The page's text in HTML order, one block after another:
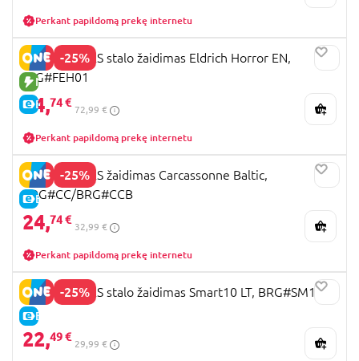
Perkant papildomą prekę internetu
-25%
NAUJA PREKĖ
E-KAINA
BRAIN GAMES stalo žaidimas Eldrich Horror EN,
FFG#FEH01
54,74 €
72,99 €
Perkant papildomą prekę internetu
-25%
E-KAINA
BRAIN GAMES žaidimas Carcassonne Baltic,
BRG#CC/BRG#CCB
24,74 €
32,99 €
Perkant papildomą prekę internetu
-25%
E-KAINA
BRAIN GAMES stalo žaidimas Smart10 LT, BRG#SM10LT
22,49 €
29,99 €